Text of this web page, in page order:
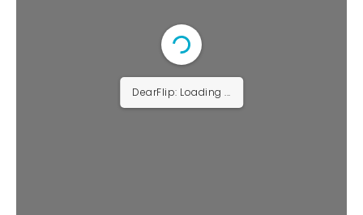
DearFlip: Loading ...